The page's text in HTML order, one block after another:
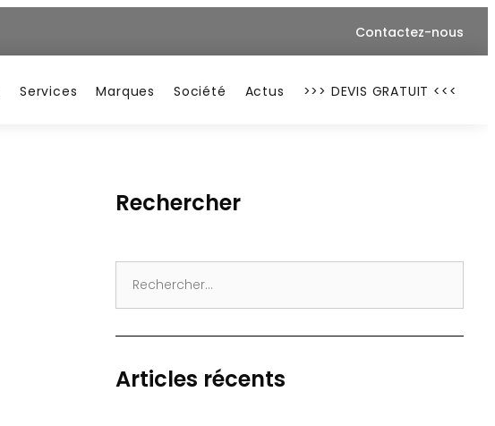
Contactez-nous
Services Marques Société Actus >>> DEVIS GRATUIT <<<
Rechercher
for:
Articles récents